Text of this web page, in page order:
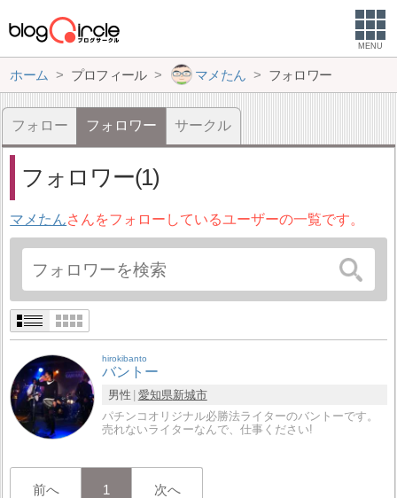
MENU
ホーム プロフィール マメたん フォロワー
フォロー フォロワー サークル
フォロワー(1)
マメたんさんをフォローしているユーザーの一覧です。
hirokibanto
バントー
男性 愛知県新城市
パチンコオリジナル必勝法ライターのバントーです。
売れないライターなんで、仕事ください!
前へ 1 次へ